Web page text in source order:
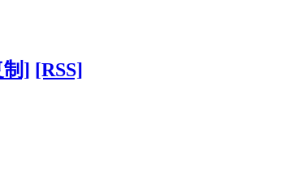
制] [RSS]